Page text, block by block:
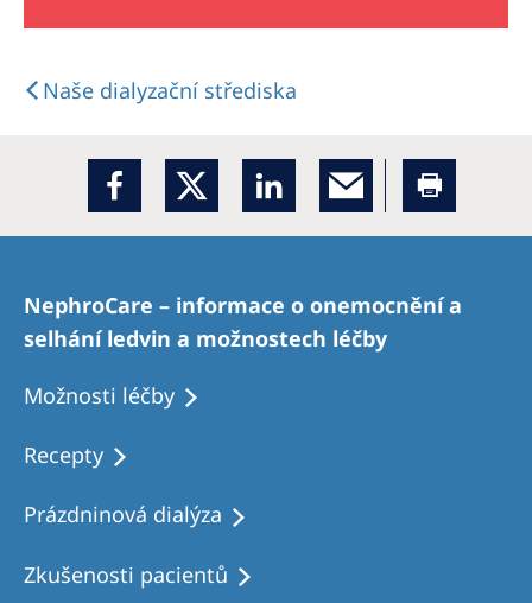
Naše dialyzační střediska
NephroCare – informace o onemocnění a
selhání ledvin a možnostech léčby
Možnosti léčby
Recepty
Prázdninová dialýza
Zkušenosti pacientů